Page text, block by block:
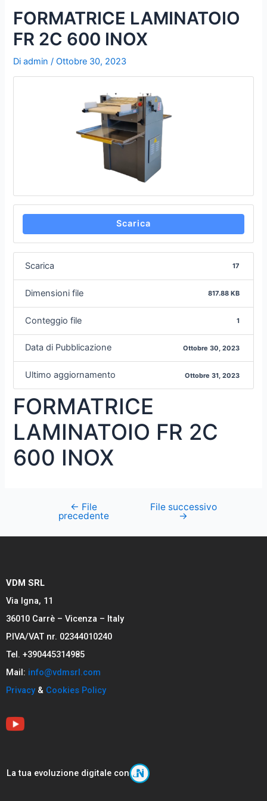
u
b
e
FORMATRICE LAMINATOIO
FR 2C 600 INOX
Diadmin/Ottobre 30, 2023
Scarica
Scarica 17
Dimensioni file 817.88 KB
Conteggio file 1
Data di Pubblicazione Ottobre 30, 2023
Ultimo aggiornamento Ottobre 31, 2023
FORMATRICE
LAMINATOIO FR 2C
600 INOX
← File
precedente
File successivo
→
VDM SRL
Via Igna, 11
36010 Carrè – Vicenza – Italy
P.IVA/VAT nr. 02344010240
Tel. +390445314985
Mail: info@vdmsrl.com
Privacy& Cookies Policy
La tua evoluzione digitale con